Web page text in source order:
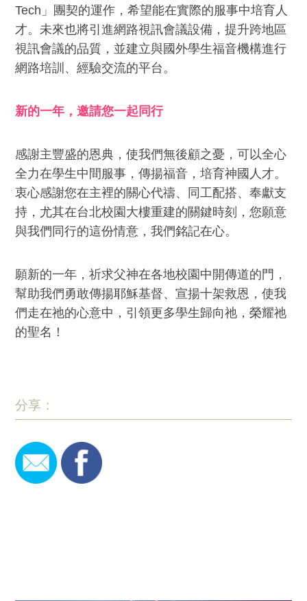
Tech」團契的運作，希望能在實際的服事中培育人
才。未來也將引進網路視訊會議設備，提升跨地區
視訊會議的品質，並建立與國外學生福音機構進行
網路培訓、經驗交流的平台。
新的一年，邀請您一起同行
感謝主豐盛的恩典，使我們無後顧之憂，可以全心
全力在學生中間服事，傳揚福音，培育神國人才。
衷心感謝您在主裡的關心代禱、同工配搭、奉獻支
持，尤其在台北校園大樓重建的關鍵時刻，您願意
與我們同行的這份情意，我們銘記在心。
願新的一年，祈求父神在各地校園中開傳道的門，
幫助我們勇敢傳揚耶穌基督、宣揚十架救恩，使我
們走在祂的心意中，引領更多學生歸向祂，榮耀祂
的聖名！
分享：